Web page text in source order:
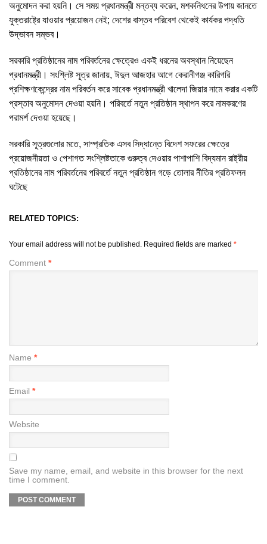
অনুমোদন করা হয়নি। সে সময় প্রধানমন্ত্রী মন্তব্য করেন, মশকনিধনের উপায় জানতে
যুক্তরাষ্ট্রে যাওয়ার প্রয়োজন নেই; দেশের বাস্তব পরিবেশ থেকেই কার্যকর পদ্ধতি
উদ্ভাবন সম্ভব।
সরকারি প্রতিষ্ঠানের নাম পরিবর্তনের ক্ষেত্রেও একই ধরনের অবস্থান নিয়েছেন
প্রধানমন্ত্রী। সংশ্লিষ্ট সূত্র জানায়, ঈদুল আজহার আগে কেরানীগঞ্জ কারিগরি
প্রশিক্ষণকেন্দ্রের নাম পরিবর্তন করে সাবেক প্রধানমন্ত্রী খালেদা জিয়ার নামে করার একটি
প্রস্তাব অনুমোদন দেওয়া হয়নি। পরিবর্তে নতুন প্রতিষ্ঠান স্থাপন করে নামকরণের
পরামর্শ দেওয়া হয়েছে।
সরকারি সূত্রগুলোর মতে, সাম্প্রতিক এসব সিদ্ধান্তে বিদেশ সফরের ক্ষেত্রে
প্রয়োজনীয়তা ও পেশাগত সংশ্লিষ্টতাকে গুরুত্ব দেওয়ার পাশাপাশি বিদ্যমান রাষ্ট্রীয়
প্রতিষ্ঠানের নাম পরিবর্তনের পরিবর্তে নতুন প্রতিষ্ঠান গড়ে তোলার নীতির প্রতিফলন
ঘটেছে
RELATED TOPICS:
Your email address will not be published. Required fields are marked *
Comment *
Name *
Email *
Website
Save my name, email, and website in this browser for the next
time I comment.